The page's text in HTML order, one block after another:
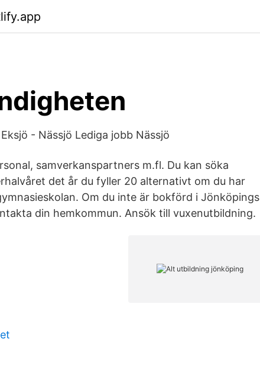
- Nässjö Lediga jobb Nässjö
samverkanspartners m.fl. Du kan söka
det år du fyller 20 alternativt om du har
Om du inte är bokförd i Jönköpings
din hemkommun. Ansök till vuxenutbildning.